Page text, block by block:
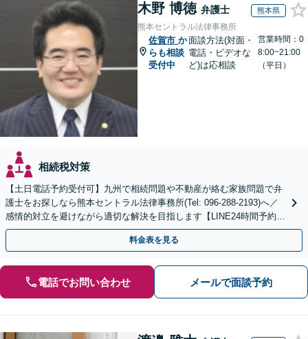
木野 博徳 弁護士 熊本県
熊本セントラル法律事務所
佐賀市 か
らも相談
受付中
面談方法(対面・
電話・ビデオな
ど)は応相談
営業時間：0
8:00~21:00
（平日）
相続税対策
【土日電話予約受付可】九州で相続問題や不動産が絡む家族問題で弁
護士をお探しなら熊本セントラル法律事務所(Tel: 096-288-2193)へ／
感情的対立を避けながら適切な解決を目指します【LINE24時間予約受
付可】【休日・夜間相談可】
料金表を見る
電話でお問い合わせ メールで面談予約